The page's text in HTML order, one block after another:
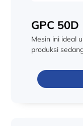
GPC 50D
Mesin ini ideal
produksi